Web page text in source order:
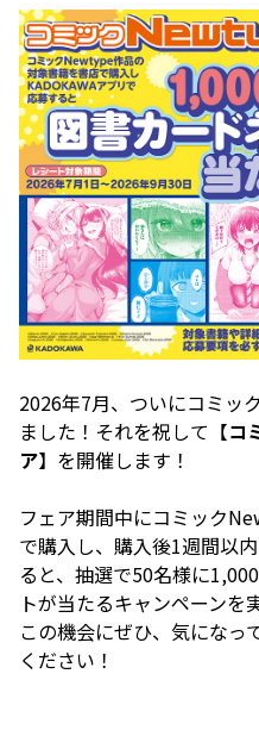
2026年7月、ついにコミッ
ました！それを祝して【コ
ア】を開催します！
フェア期間中にコミック
で購入し、購入後1週間以
ると、抽選で50名様に
トが当たるキャンペーンを
この機会にぜひ、気になっ
ください！